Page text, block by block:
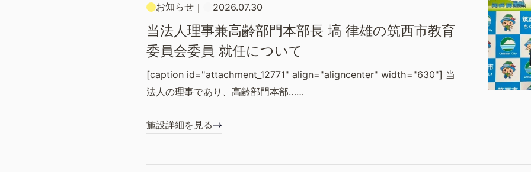
お知らせ ｜ 2026.07.30
当法人理事兼高齢部門本部長 塙 律雄の筑西市教育
委員会委員 就任について
[caption id="attachment_12771" align="aligncenter" width="630"] 当
法人の理事であり、高齢部門本部……
施設詳細を見る